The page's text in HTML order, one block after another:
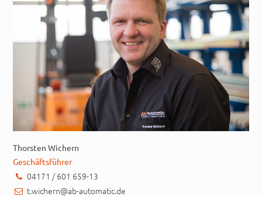
Thorsten Wichern
Geschäftsführer
04171 / 601 659-13
t.wichern@ab-automatic.de